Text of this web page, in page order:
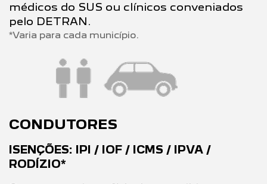
médicos do SUS ou clínicos conveniados
pelo DETRAN.
*Varia para cada município.
CONDUTORES
ISENÇÕES: IPI / IOF / ICMS / IPVA /
RODÍZIO*